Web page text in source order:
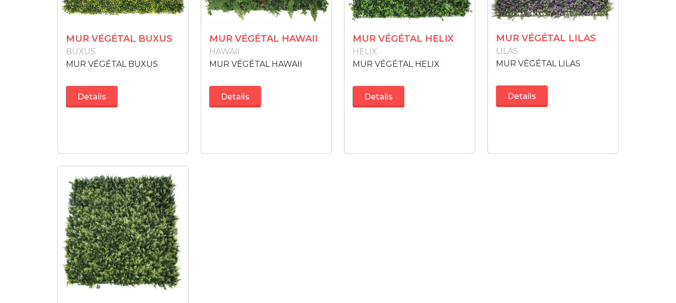
MUR VÉGÉTAL BUXUS
BUXUS
MUR VÉGÉTAL BUXUS
Details
MUR VÉGÉTAL HAWAII
HAWAII
MUR VÉGÉTAL HAWAII
Details
MUR VÉGÉTAL HELIX
HELIX
MUR VÉGÉTAL HELIX
Details
MUR VÉGÉTAL LILAS
LILAS
MUR VÉGÉTAL LILAS
Details